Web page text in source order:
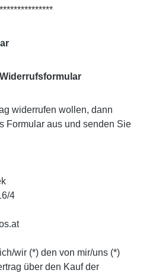
widerrufen wollen, dann
Formular aus und senden Sie
4
wir (*) den von mir/uns (*)
über den Kauf der